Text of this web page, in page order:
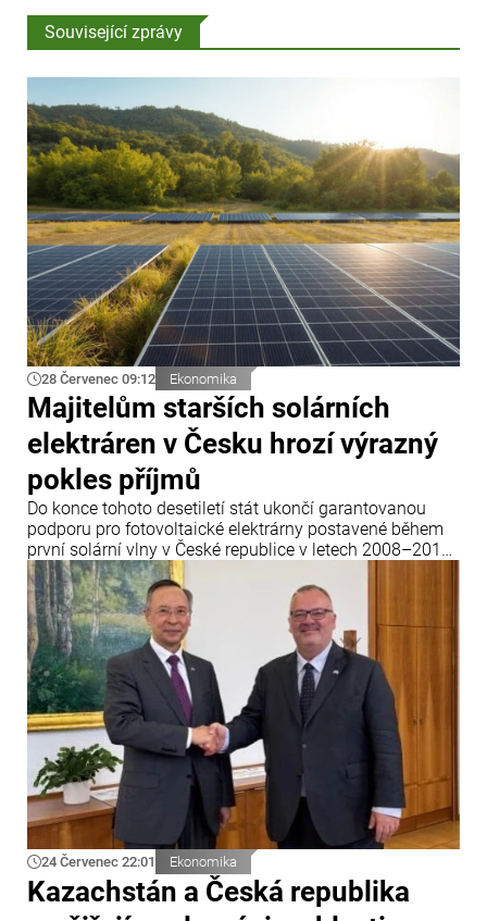
Související zprávy
28 Červenec 09:12 Ekonomika
Majitelům starších solárních
elektráren v Česku hrozí výrazný
pokles příjmů
Do konce tohoto desetiletí stát ukončí garantovanou
podporu pro fotovoltaické elektrárny postavené během
první solární vlny v České republice v letech 2008–2010.
Dvacet let po uvedení do provozu tyto elektrárny přijdou
o garantované výkupní ceny elektřiny a jejich majitelé
budou muset buď modernizovat zařízení, nebo své
podnikání prodat.
24 Červenec 22:01 Ekonomika
Kazachstán a Česká republika